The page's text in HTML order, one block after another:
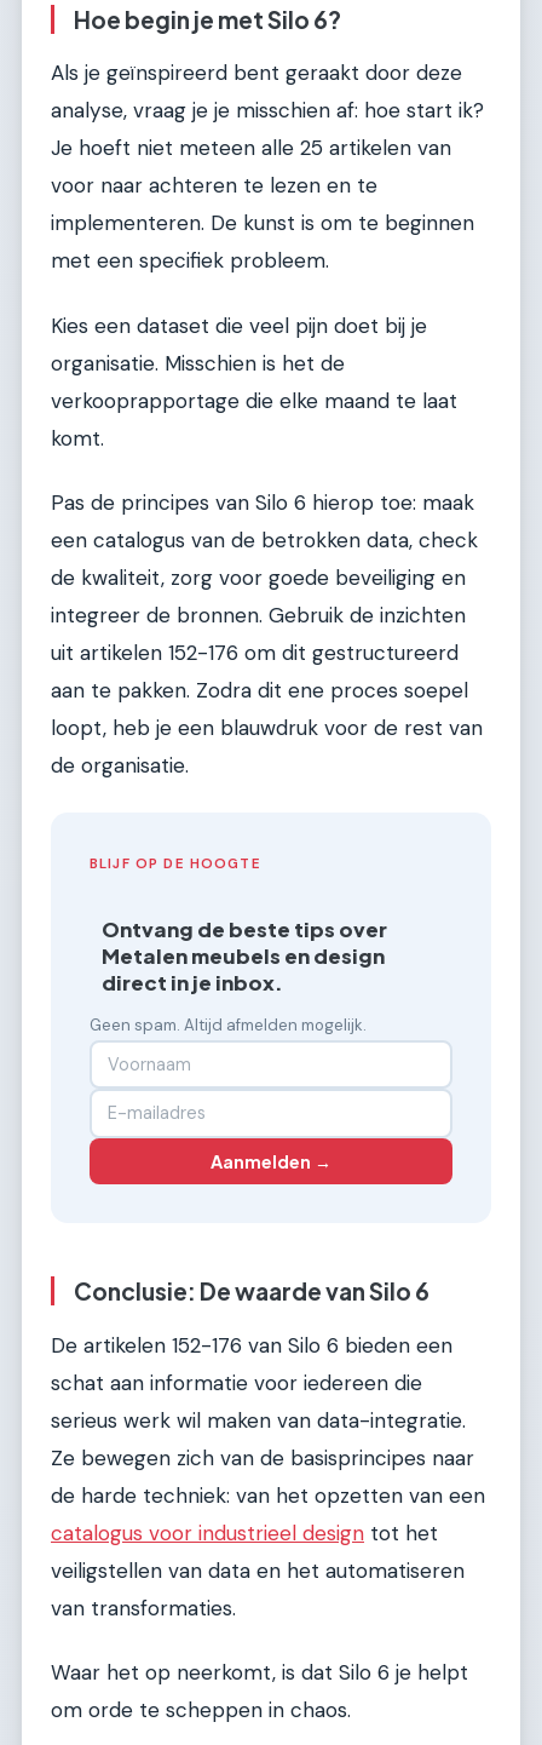
Hoe begin je met Silo 6?
Als je geïnspireerd bent geraakt door deze
analyse, vraag je je misschien af: hoe start ik?
Je hoeft niet meteen alle 25 artikelen van
voor naar achteren te lezen en te
implementeren. De kunst is om te beginnen
met een specifiek probleem.
Kies een dataset die veel pijn doet bij je
organisatie. Misschien is het de
verkooprapportage die elke maand te laat
komt.
Pas de principes van Silo 6 hierop toe: maak
een catalogus van de betrokken data, check
de kwaliteit, zorg voor goede beveiliging en
integreer de bronnen. Gebruik de inzichten
uit artikelen 152-176 om dit gestructureerd
aan te pakken. Zodra dit ene proces soepel
loopt, heb je een blauwdruk voor de rest van
de organisatie.
BLIJF OP DE HOOGTE
Ontvang de beste tips over
Metalen meubels en design
direct in je inbox.
Geen spam. Altijd afmelden mogelijk.
Aanmelden →
Conclusie: De waarde van Silo 6
De artikelen 152-176 van Silo 6 bieden een
schat aan informatie voor iedereen die
serieus werk wil maken van data-integratie.
Ze bewegen zich van de basisprincipes naar
de harde techniek: van het opzetten van een
catalogus voor industrieel design tot het
veiligstellen van data en het automatiseren
van transformaties.
Waar het op neerkomt, is dat Silo 6 je helpt
om orde te scheppen in chaos.